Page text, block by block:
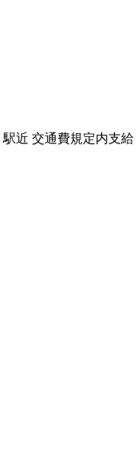
駅近 交通費規定内支給